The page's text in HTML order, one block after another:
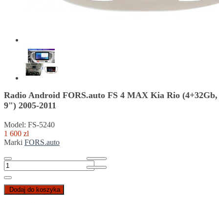
Radio Android FORS.auto FS 4 MAX Kia Rio (4+32Gb,
9") 2005-2011
Model: FS-5240
1 600 zl
Marki FORS.auto
Dodaj do koszyka